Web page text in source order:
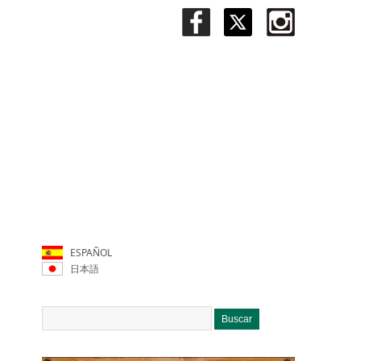
ESPAÑOL
日本語